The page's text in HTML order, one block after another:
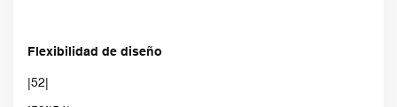
Flexibilidad de diseño
|52|